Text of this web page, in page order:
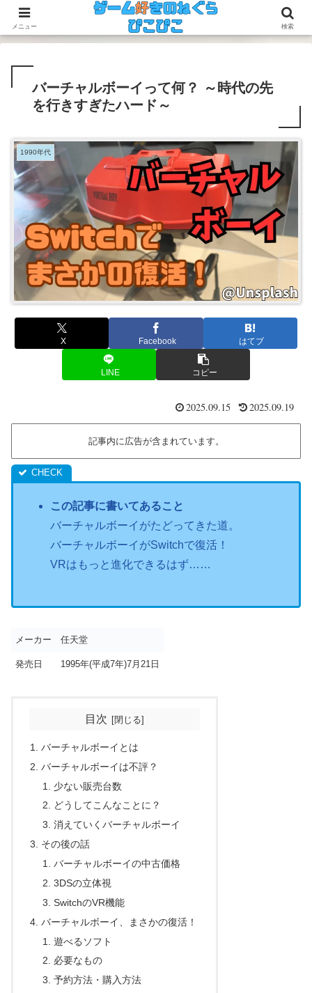
今のゲームも昔のゲームも面白い！
バーチャルボーイって何？ ～時代の先
を行きすぎたハード～
1990年代
X Facebook はてブ
LINE コピー
2025.09.15 2025.09.19
記事内に広告が含まれています。
この記事に書いてあること
バーチャルボーイがたどってきた道。
バーチャルボーイがSwitchで復活！
VRはもっと進化できるはず……
メーカー 任天堂
発売日 1995年(平成7年)7月21日
目次
バーチャルボーイとは
バーチャルボーイは不評？
少ない販売台数
どうしてこんなことに？
消えていくバーチャルボーイ
その後の話
バーチャルボーイの中古価格
3DSの立体視
SwitchのVR機能
バーチャルボーイ、まさかの復活！
遊べるソフト
必要なもの
予約方法・購入方法
メニュー 検索